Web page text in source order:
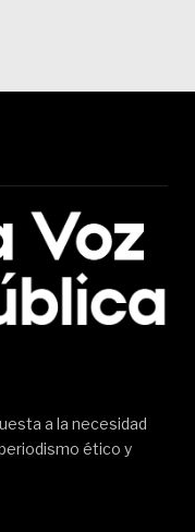
a la necesidad
ético y